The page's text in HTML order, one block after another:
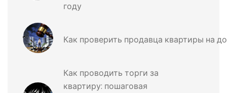
году
Как проверить продавца квартиры на
Как проводить торги за
квартиру: пошаговая